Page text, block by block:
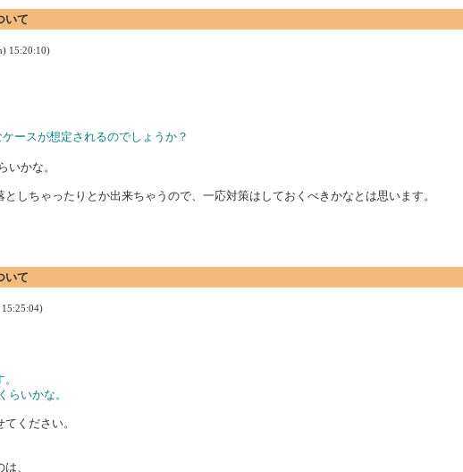
いて
15:20:10)
ースが想定されるのでしょうか？
いかな。
しちゃったりとか出来ちゃうので、一応対策はしておくべきかなとは思います。
いて
らいかな。
ください。
、